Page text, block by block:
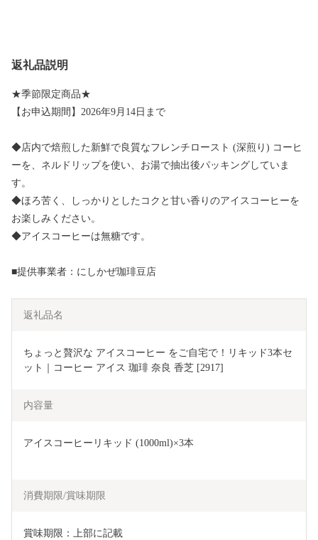
返礼品説明
★季節限定商品★
【お申込期間】2026年9月14日まで
◆店内で焙煎した新鮮で良質なフレンチロースト (深煎り) コーヒ
ーを、ネルドリップを使い、お湯で抽出後パッキングしていま
す。
◆ほろ苦く、しっかりとしたコクと甘い香りのアイスコーヒーを
お楽しみください。
◆アイスコーヒーは無糖です。
■提供事業者：にしかぜ珈琲豆店
返礼品名
ちょっと贅沢な アイスコーヒー をご自宅で！リキッド3本セ
ット｜コーヒー アイス 珈琲 奈良 香芝 [2917]
内容量
アイスコーヒーリキッド (1000ml)×3本
消費期限/賞味期限
賞味期限：上部に記載